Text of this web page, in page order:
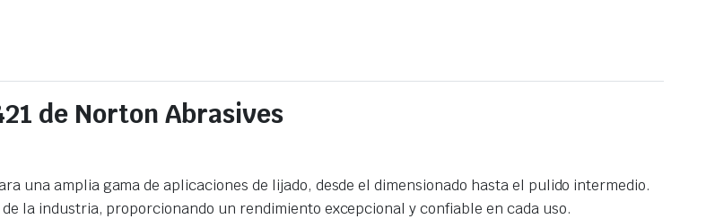
de Norton Abrasives
una amplia gama de aplicaciones de lijado, desde el dimensionado hasta el pulido intermedio.
la industria, proporcionando un rendimiento excepcional y confiable en cada uso.